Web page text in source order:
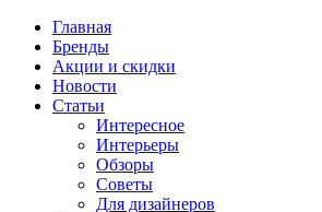
Главная
Бренды
Акции и скидки
Новости
Статьи
Интересное
Интерьеры
Обзоры
Советы
Для дизайнеров